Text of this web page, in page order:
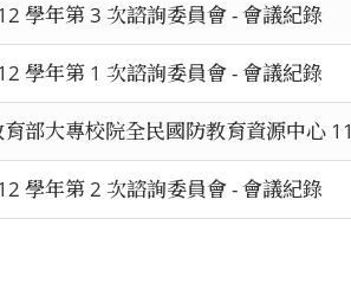
學年第 3 次諮詢委員會 - 會議紀錄
學年第 1 次諮詢委員會 - 會議紀錄
部大專校院全民國防教育資源中心
學年第 2 次諮詢委員會 - 會議紀錄